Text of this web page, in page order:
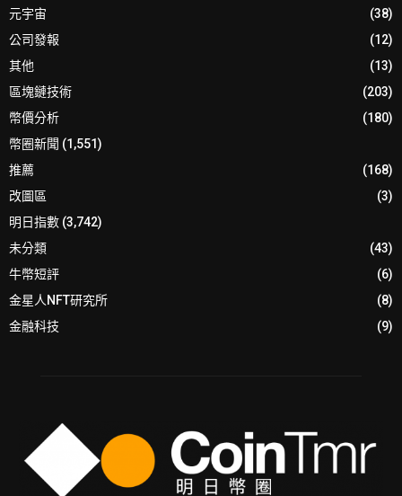
元宇宙
(38)
公司發報
(12)
其他
(13)
區塊鏈技術
(203)
幣價分析
(180)
幣圈新聞 (1,551)
推薦
(168)
改圖區
(3)
明日指數 (3,742)
未分類
(43)
牛幣短評
(6)
金星人NFT研究所
(8)
金融科技
(9)